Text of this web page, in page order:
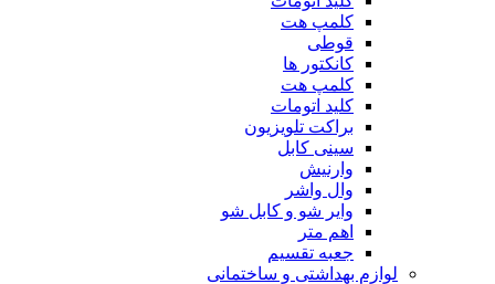
کلمپ هت
قوطی
کانکتور ها
کلمپ هت
کلید اتومات
براکت تلویزیون
سینی کابل
وارنیش
وال واشر
وایر شو و کابل شو
اهم متر
جعبه تقسیم
لوازم بهداشتی و ساختمانی